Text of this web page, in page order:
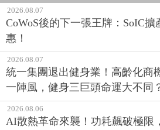
2026.08.07
CoWoS後的下一張王牌：SoIC
惠！
2026.08.07
統一集團退出健身業！高齡化商
一陣風，健身三巨頭命運大不同
2026.08.06
AI散熱革命來襲！功耗飆破極限